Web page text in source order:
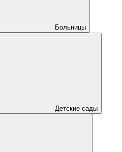
Больницы
Детские сады